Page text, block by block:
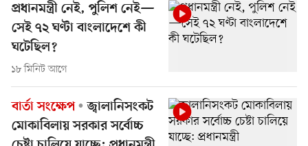
প্রধানমন্ত্রী নেই, পুলিশ নেই—
সেই ৭২ ঘণ্টা বাংলাদেশে কী
ঘটেছিল?
১৮ মিনিট আগে
বার্তা সংক্ষেপ
জ্বালানিসংকট
মোকাবিলায় সরকার সর্বোচ্চ